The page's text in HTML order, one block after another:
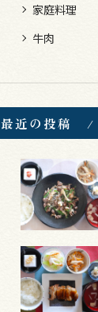
家庭料理
牛肉
最近の投稿